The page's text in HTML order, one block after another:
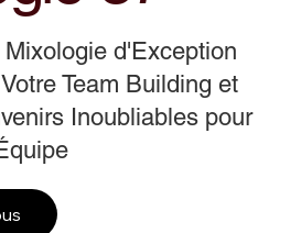
d'Exception
Team Building et
Inoubliables pour